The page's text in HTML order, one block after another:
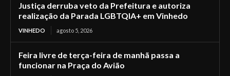
Justiça derruba veto da Prefeitura e autoriza
realização da Parada LGBTQIA+ em Vinhedo
VINHEDO agosto 5, 2026
Feira livre de terça-feira de manhã passa a
funcionar na Praça do Avião